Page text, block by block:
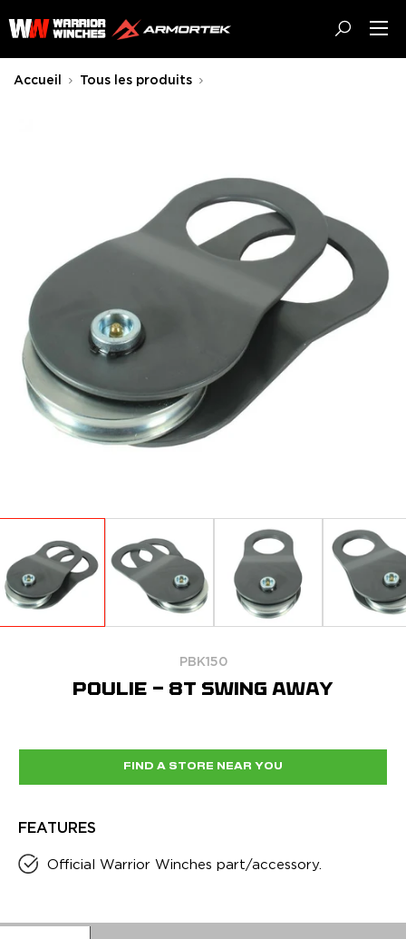
auWarrior
Accueil Tous les produits
PBK150
POULIE - 8T SWING AWAY
FIND A STORE NEAR YOU
FEATURES
Official Warrior Winches part/accessory.